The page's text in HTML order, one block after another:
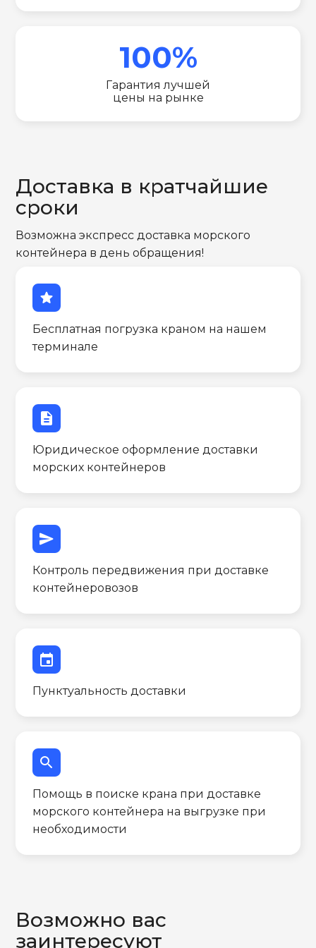
100%
Гарантия лучшей
цены на рынке
Доставка в кратчайшие
сроки
Возможна экспресс доставка морского
контейнера в день обращения!
star
Бесплатная погрузка краном на нашем
терминале
description
Юридическое оформление доставки
морских контейнеров
send
Контроль передвижения при доставке
контейнеровозов
event
Пунктуальность доставки
search
Помощь в поиске крана при доставке
морского контейнера на выгрузке при
необходимости
Возможно вас
заинтересуют